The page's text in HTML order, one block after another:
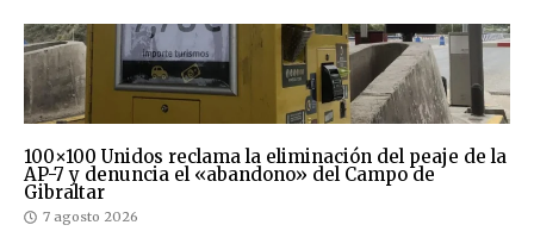
100×100 Unidos reclama la eliminación del peaje de la
AP-7 y denuncia el «abandono» del Campo de
Gibraltar
7 agosto 2026